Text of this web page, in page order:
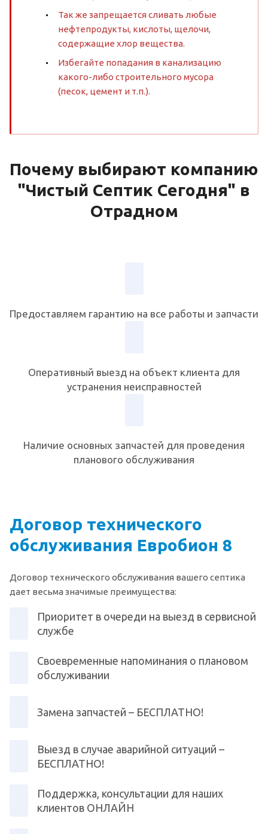
Так же запрещается сливать любые
нефтепродукты, кислоты, щелочи,
содержащие хлор вещества.
Избегайте попадания в канализацию
какого-либо строительного мусора
(песок, цемент и т.п.).
Почему выбирают компанию
"Чистый Септик Сегодня" в
Отрадном
Предоставляем гарантию на все работы и запчасти
Оперативный выезд на объект клиента для
устранения неисправностей
Наличие основных запчастей для проведения
планового обслуживания
Договор технического
обслуживания Евробион 8
Договор технического обслуживания вашего септика
дает весьма значимые преимущества:
Приоритет в очереди на выезд в сервисной
службе
Своевременные напоминания о плановом
обслуживании
Замена запчастей – БЕСПЛАТНО!
Выезд в случае аварийной ситуаций –
БЕСПЛАТНО!
Поддержка, консультации для наших
клиентов ОНЛАЙН